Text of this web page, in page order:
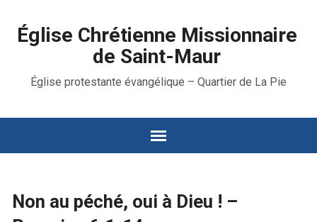
Église Chrétienne Missionnaire
de Saint-Maur
Église protestante évangélique – Quartier de La Pie
Non au péché, oui à Dieu ! –